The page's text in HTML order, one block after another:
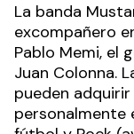
La banda
excompañero
Pablo Memi, el
Juan Colonna.
pueden
personalmente